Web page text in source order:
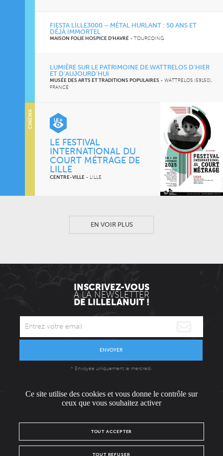
FIESTA LILLE3000 – MÉTAL HURLANT : 50 ANS ET
DÉJÀ IMMORTEL
MAISON FOLIE HOSPICE D’HAVRÉ - TOURCOING
LUMIÈRE SUR LE PATRIMOINE DE WATTRELOS D’HIER
ET D’AUJOURD’HUI
MUSÉE DES ARTS ET TRADITIONS POPULAIRES - WATTRELOS (59150),
FRANCE
LE FESTIVAL
INTERNATIONAL DU
COURT MÉTRAGE DE
LILLE
CENTRE-VILLE - LILLE
CINÉMA
EN VOIR PLUS
INSCRIVEZ-VOUS
À LA NEWSLETTER
DE LILLELANUIT !
ENVOYER
* Envoyée uniquement le mercredi.
L'ÉQUIPE
POLITIQUE DE CONFIDENTIALITÉ
Ce site utilise des cookies et vous donne le contrôle sur
ceux que vous souhaitez activer
TOUT ACCEPTER
TOUT REFUSER